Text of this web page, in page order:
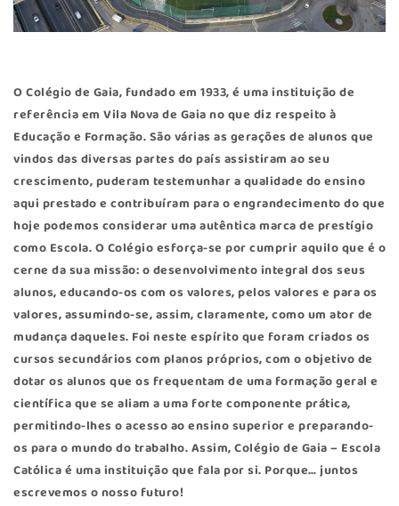
OColégio de Gaia, fundado em 1933, é uma instituição de
referência em Vila Nova de Gaia no que diz respeito à
Educação e Formação. São várias as gerações de alunos que
vindos das diversas partes do país assistiram ao seu
crescimento, puderam testemunhar a qualidade do ensino
aqui prestado e contribuíram para o engrandecimento do que
hoje podemos considerar uma autêntica marca de prestígio
como Escola. O Colégio esforça-se por cumprir aquilo que é o
cerne da sua missão: o desenvolvimento integral dos seus
alunos, educando-os com os valores, pelos valores e para os
valores, assumindo-se, assim, claramente, como um ator de
mudança daqueles. Foi neste espírito que foram criados os
cursos secundários com planos próprios, com o objetivo de
dotar os alunos que os frequentam de uma formação geral e
científica que se aliam a uma forte componente prática,
permitindo-lhes o acesso ao ensino superior e preparando-
os para o mundo do trabalho. Assim, Colégio de Gaia – Escola
Católica é uma instituição que fala por si. Porque… juntos
escrevemos o nosso futuro!